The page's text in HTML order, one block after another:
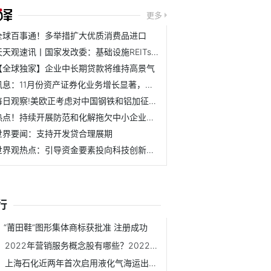
更多
球百事通！多举措扩大优质消费品进口
天天观速讯丨国家发改委：基础设施REITs 要做到“六个必须坚持”
全球独家】企业中长期贷款将维持高景气
讯息：11月份资产证券化业务增长显著，环比增长88.82％
每日观察!美欧正考虑对中国钢铁和铝加征关税？外交部回应
热点！持续开展防范和化解拖欠中小企业账款专项行动
界要闻：支持开发贷合理展期
世界观热点：引导资金要素投向科技创新、先进制造业等重点领域
“莆田鞋”图形集体商标获批准 注册成功
2022年营销服务概念股有哪些？2022年第一季度显示*ST嘉信公司...
上海石化近两年首次启用液化气海运出厂通道